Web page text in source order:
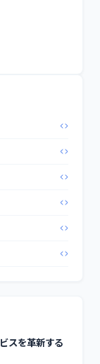
スを革新する